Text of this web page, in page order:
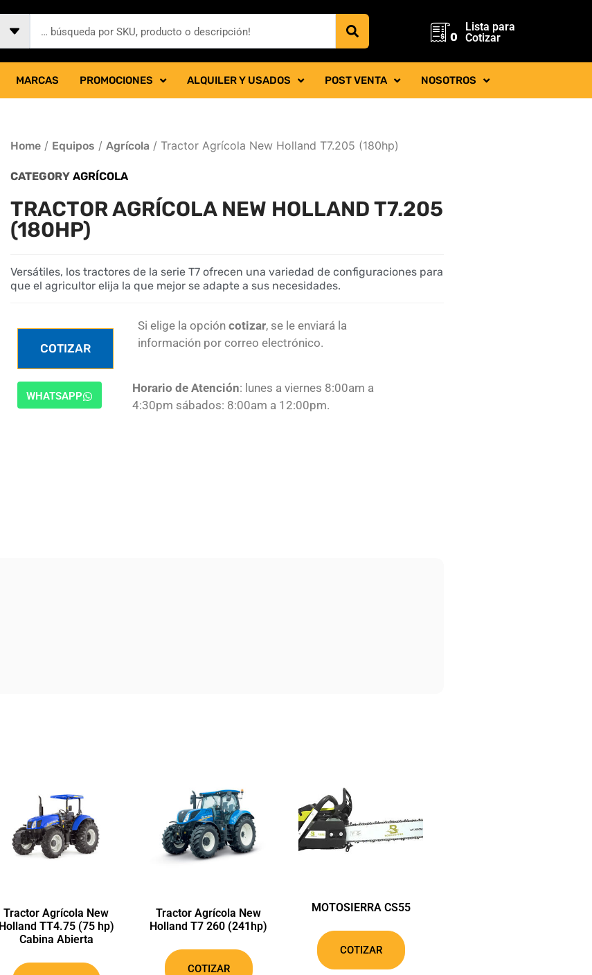
0
Lista para
Cotizar
MARCAS PROMOCIONES ALQUILER Y USADOS POST VENTA NOSOTROS
Home/ Equipos / Agrícola / Tractor Agrícola New Holland T7.205 (180hp)
CATEGORY AGRÍCOLA
TRACTOR AGRÍCOLA NEW HOLLAND T7.205
(180HP)
Versátiles, los tractores de la serie T7 ofrecen una variedad de configuraciones para
que el agricultor elija la que mejor se adapte a sus necesidades.
COTIZAR
Si elige la opcióncotizar, se le enviará la
información por correo electrónico.
WHATSAPP
Horario de Atención: lunes a viernes 8:00am a
4:30pm sábados: 8:00am a 12:00pm.
Tractor Agrícola New
Holland TT4.75 (75 hp)
Cabina Abierta
Tractor Agrícola New
Holland T7 260 (241hp)
COTIZAR
MOTOSIERRA CS55
COTIZAR